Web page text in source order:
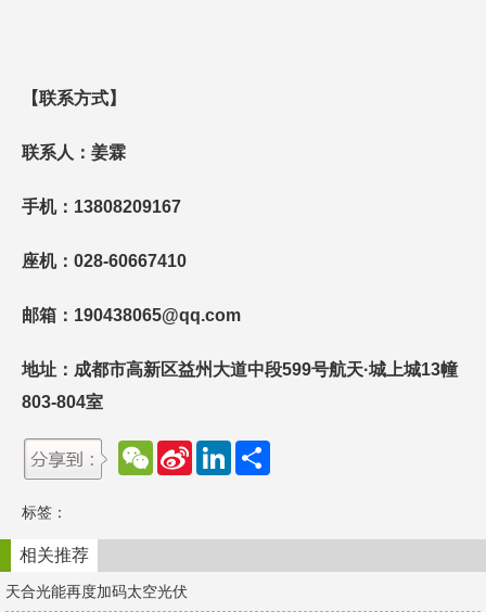
【联系方式】
联系人： 姜霖
手机： 13808209167
座机：028-60667410
邮箱 ： 190438065@qq.com
地址：成都市高新区益州大道中段599号航天·城上城13幢
803-804室
W
e
t
S
e
b
L
d
n
标签：
相关推荐
天合光能再度加码太空光伏